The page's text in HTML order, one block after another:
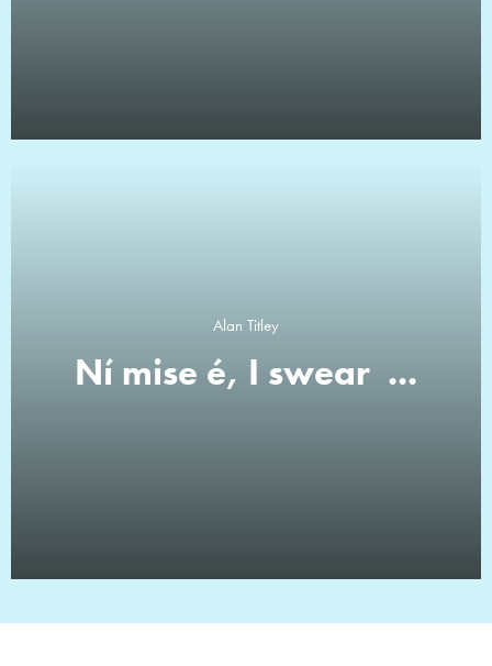
Ní mise é, I swear ...
Alan Titley